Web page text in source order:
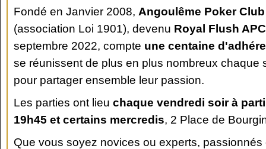
Fondé en Janvier 2008, Angoulême Poker Club
(association Loi 1901), devenu Royal Flush APC
septembre 2022, compte une centaine
se réunissent de plus en plus nombreux chaque
pour partager ensemble leur passion.
Les parties ont lieu chaque vendredi soir à
19h45 et certains mercredis, 2 Place de
Que vous soyez novices ou experts,